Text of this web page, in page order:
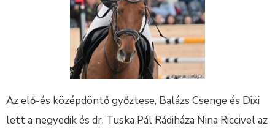
Az elő-és középdöntő győztese, Balázs Csenge és Dixi
lett a negyedik és dr. Tuska Pál Rádiháza Nina Riccivel az